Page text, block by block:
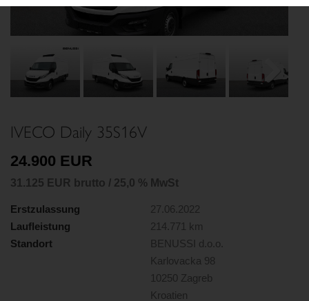
IVECO Daily 35S16V
24.900 EUR
31.125 EUR brutto / 25,0 % MwSt
Erstzulassung
27.06.2022
Laufleistung
214.771 km
Standort
BENUSSI d.o.o.
Karlovacka 98
10250 Zagreb
Kroatien